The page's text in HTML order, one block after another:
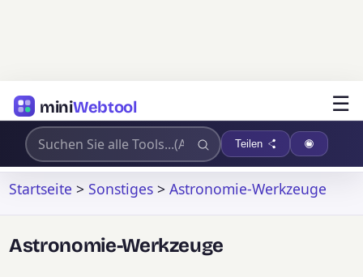
miniWebtool ☰
Teilen
Startseite > Sonstiges >Astronomie-Werkzeuge
Astronomie-Werkzeuge